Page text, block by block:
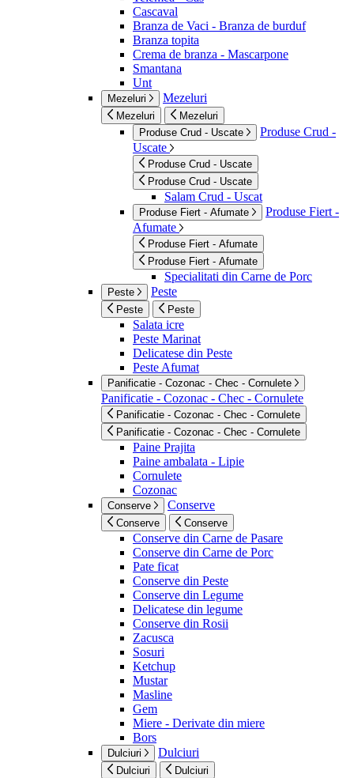
Cascaval
Branza de Vaci - Branza de burduf
Branza topita
Crema de branza - Mascarpone
Smantana
Unt
Mezeluri Mezeluri
Mezeluri
Mezeluri
Produse Crud - Uscate
Produse Crud -
Uscate
Produse Crud - Uscate
Produse Crud - Uscate
Salam Crud - Uscat
Produse Fiert - Afumate
Produse Fiert -
Afumate
Produse Fiert - Afumate
Produse Fiert - Afumate
Specialitati din Carne de Porc
Peste Peste
Peste Peste
Salata icre
Peste Marinat
Delicatese din Peste
Peste Afumat
Panificatie - Cozonac - Chec - Cornulete
Panificatie - Cozonac - Chec - Cornulete
Panificatie - Cozonac - Chec - Cornulete
Panificatie - Cozonac - Chec - Cornulete
Paine Prajita
Paine ambalata - Lipie
Cornulete
Cozonac
Conserve Conserve
Conserve Conserve
Conserve din Carne de Pasare
Conserve din Carne de Porc
Pate ficat
Conserve din Peste
Conserve din Legume
Delicatese din legume
Conserve din Rosii
Zacusca
Sosuri
Ketchup
Mustar
Masline
Gem
Miere - Derivate din miere
Bors
Dulciuri Dulciuri
Dulciuri Dulciuri